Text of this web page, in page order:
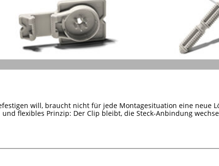
will, braucht nicht für jede Montagesituation eine neue
flexibles Prinzip: Der Clip bleibt, die Steck-Anbindung